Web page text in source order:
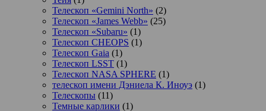
Телескоп «Gemini North» (2)
Телескоп «James Webb» (25)
Телескоп «Subaru» (1)
Телескоп CHEOPS (1)
Телескоп Gaia (1)
Телескоп LSST (1)
Телескоп NASA SPHERE (1)
телескоп имени Дэниела К. Иноуэ (1)
Телескопы (11)
Темные карлики (1)